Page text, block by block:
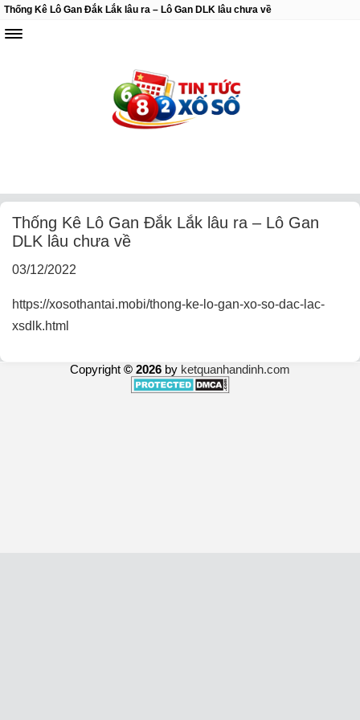
Thống Kê Lô Gan Đắk Lắk lâu ra – Lô Gan DLK lâu chưa về
Thống Kê Lô Gan Đắk Lắk lâu ra – Lô Gan
DLK lâu chưa về
03/12/2022
https://xosothantai.mobi/thong-ke-lo-gan-xo-so-dac-lac-
xsdlk.html
Copyright © 2026 by ketquanhandinh.com